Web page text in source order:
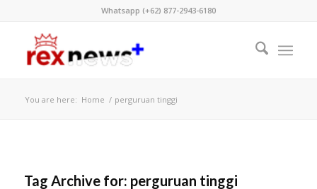
Whatsapp (+62) 877-2943-6180
You are here: Home / perguruan tinggi
Tag Archive for: perguruan tinggi